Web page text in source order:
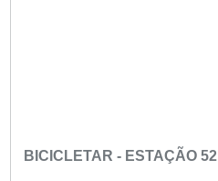
BICICLETAR - ESTAÇÃO 52